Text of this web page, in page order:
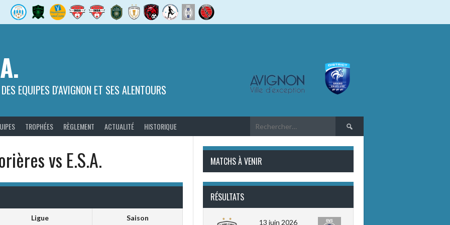
EQUIPES D'AVIGNON ET SES ALENTOURS
TROPHÉES RÈGLEMENT ACTUALITÉ HISTORIQUE Rechercher :
vs E.S.A.
Ligue Saison
MATCHS À VENIR
RÉSULTATS
13 juin 2026